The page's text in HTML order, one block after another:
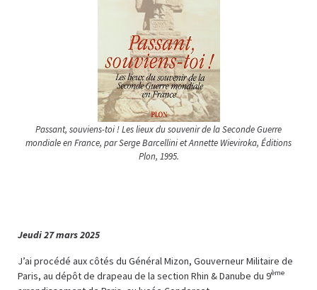
Passant, souviens-toi ! Les lieux du souvenir de la Seconde Guerre
mondiale en France, par Serge Barcellini et Annette Wieviroka, Éditions
Plon, 1995.
Jeudi 27 mars 2025
J’ai procédé aux côtés du Général Mizon, Gouverneur Militaire de
Paris, au dépôt de drapeau de la section Rhin & Danube du 9ème